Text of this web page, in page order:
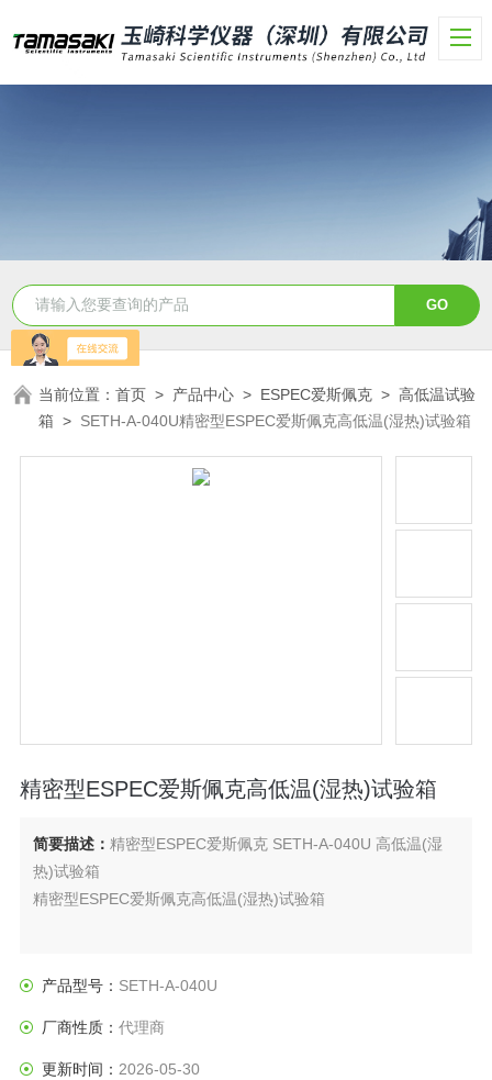
当前位置：首页 > 产品中心 > ESPEC爱斯佩克 >高低温试验
箱 > SETH-A-040U精密型ESPEC爱斯佩克高低温(湿热)试验箱
精密型ESPEC爱斯佩克高低温(湿热)试验箱
简要描述： 精密型ESPEC爱斯佩克 SETH-A-040U 高低温(湿
热)试验箱
精密型ESPEC爱斯佩克高低温(湿热)试验箱
产品型号： SETH-A-040U
厂商性质： 代理商
更新时间： 2026-05-30